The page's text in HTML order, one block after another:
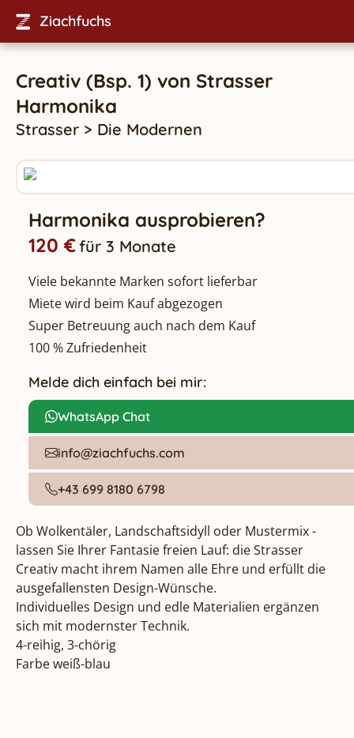
Ziachfuchs
Creativ (Bsp. 1) von Strasser
Harmonika
Strasser > Die Modernen
Harmonika ausprobieren?
120 €für 3 Monate
Viele bekannte Marken sofort lieferbar
Miete wird beim Kauf abgezogen
Super Betreuung auch nach dem Kauf
100 % Zufriedenheit
Melde dich einfach bei mir:
WhatsApp Chat
info@ziachfuchs.com
+43 699 8180 6798
Ob Wolkentäler, Landschaftsidyll oder Mustermix -
lassen Sie Ihrer Fantasie freien Lauf: die Strasser
Creativ macht ihrem Namen alle Ehre und erfüllt die
ausgefallensten Design-Wünsche.
Individuelles Design und edle Materialien ergänzen
sich mit modernster Technik.
4-reihig, 3-chörig
Farbe weiß-blau